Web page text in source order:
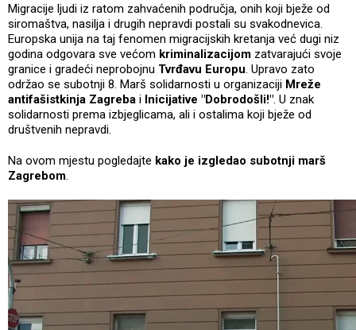
Migracije ljudi iz ratom zahvaćenih područja, onih koji bježe od
siromaštva, nasilja i drugih nepravdi postali su svakodnevica.
Europska unija na taj fenomen migracijskih kretanja već dugi niz
godina odgovara sve većom kriminalizacijom zatvarajući svoje
granice i gradeći neprobojnu Tvrđavu Europu. Upravo zato
održao se subotnji 8. Marš solidarnosti u organizaciji Mreže
antifašistkinja Zagreba i Inicijative "Dobrodošli!". U znak
solidarnosti prema izbjeglicama, ali i ostalima koji bježe od
društvenih nepravdi.
Na ovom mjestu pogledajte kako je izgledao subotnji marš
Zagrebom.